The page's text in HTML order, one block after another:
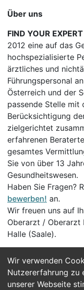
Wir verwenden
Nutzererfahrung zu
unserer Webseite
Über uns
FIND YOUR
2012 eine auf das
hochspezialisierte
ärztliches und
Führungspersonal
Österreich und der
passende Stelle mit
Berücksichtigung
zielgerichtet
erfahrenen
gesamtes
Sie von über 13
Gesundheitswesen.
Haben Sie Fragen?
bewerben! an.
Wir freuen uns auf
Oberarzt / Oberarzt
Halle (Saale).